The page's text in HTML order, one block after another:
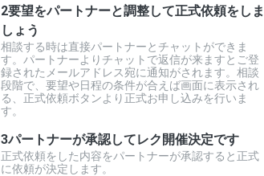
2要望をパートナーと調整して正式依頼をしま
しょう
相談する時は直接パートナーとチャットができま
す。パートナーよりチャットで返信が来ますとご登
録されたメールアドレス宛に通知がされます。相談
段階で、要望や日程の条件が合えば画面に表示され
る、正式依頼ボタンより正式お申し込みを行いま
す。
3パートナーが承認してレク開催決定です
正式依頼をした内容をパートナーが承認すると正式
に依頼が決定します。